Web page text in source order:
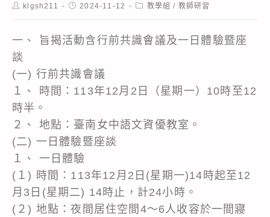
Postklgsh211
Post2024-11-12
Post教學組 / 教師研習
一、 旨揭活動含行前共識會議及一日體驗暨座
談
(一) 行前共識會議
１、 時間：113年12月2日（星期一）10時至12
時半。
２、 地點：臺南女中語文資優教室。
(二) 一日體驗暨座談
１、 一日體驗
(１) 時間：113年12月2日(星期一)14時起至12
月3日(星期二) 14時止，計24小時。
(２) 地點：夜間居住空間4～6人收容於一間寢